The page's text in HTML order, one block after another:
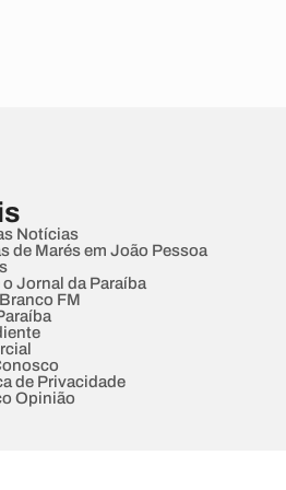
Notícias
de Marés em João Pessoa
o Jornal da Paraíba
FM
de Privacidade
Opinião